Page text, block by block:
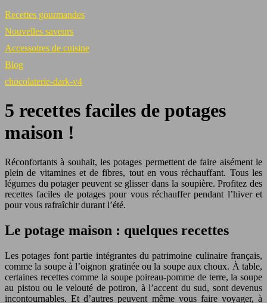
Recettes gourmandes
Nouvelles saveurs
Accessoires de cuisine
Blog
chocolaterie-dark-v4
5 recettes faciles de potages
maison !
Réconfortants à souhait, les potages permettent de faire aisément le
plein de vitamines et de fibres, tout en vous réchauffant. Tous les
légumes du potager peuvent se glisser dans la soupière. Profitez des
recettes faciles de potages pour vous réchauffer pendant l’hiver et
pour vous rafraîchir durant l’été.
Le potage maison : quelques recettes
Les potages font partie intégrantes du patrimoine culinaire français,
comme la soupe à l’oignon gratinée ou la soupe aux choux. À table,
certaines recettes comme la soupe poireau-pomme de terre, la soupe
au pistou ou le velouté de potiron, à l’accent du sud, sont devenus
incontournables. Et d’autres peuvent même vous faire voyager, à